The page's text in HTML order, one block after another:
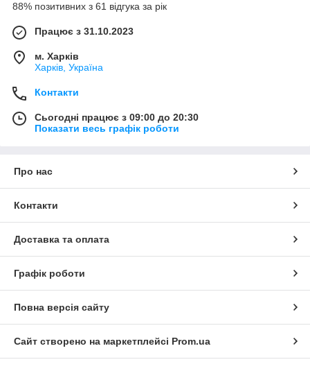
88% позитивних з 61 відгука за рік
Працює з 31.10.2023
м. Харків
Харків, Україна
Контакти
Сьогодні працює з 09:00 до 20:30
Показати весь графік роботи
Про нас
Контакти
Доставка та оплата
Графік роботи
Повна версія сайту
Сайт створено на маркетплейсі Prom.ua